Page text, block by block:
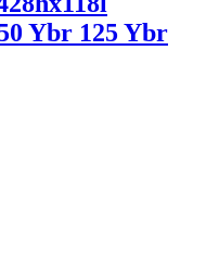
Ybr 125 Ybr